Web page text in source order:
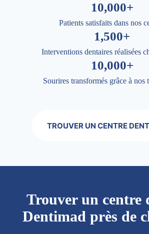
10,000+
Patients satisfaits dans nos
1,500+
Interventions dentaires réalisées
10,000+
Sourires transformés grâce à nos
TROUVER UN CENTRE
Trouver un centre
Dentimad près de